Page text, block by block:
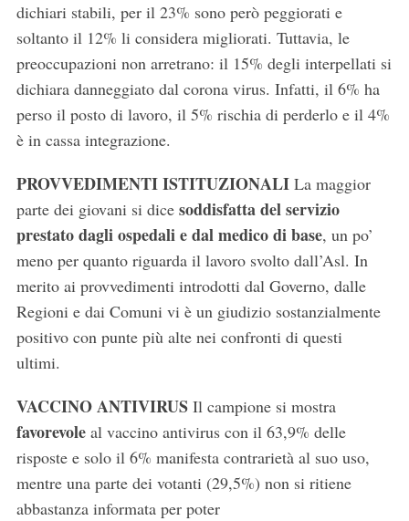
dichiari stabili, per il 23% sono però peggiorati e
soltanto il 12% li considera migliorati. Tuttavia, le
preoccupazioni non arretrano: il 15% degli interpellati si
dichiara danneggiato dal corona virus. Infatti, il 6% ha
perso il posto di lavoro, il 5% rischia di perderlo e il 4%
è in cassa integrazione.
PROVVEDIMENTI ISTITUZIONALI La maggior
parte dei giovani si dice soddisfatta del servizio
prestato dagli ospedali e dal medico di base, un po’
meno per quanto riguarda il lavoro svolto dall’Asl. In
merito ai provvedimenti introdotti dal Governo, dalle
Regioni e dai Comuni vi è un giudizio sostanzialmente
positivo con punte più alte nei confronti di questi
ultimi.
VACCINO ANTIVIRUSIl campione si mostra
favorevoleal vaccino antivirus con il 63,9% delle
risposte e solo il 6% manifesta contrarietà al suo uso,
mentre una parte dei votanti (29,5%) non si ritiene
abbastanza informata per poter